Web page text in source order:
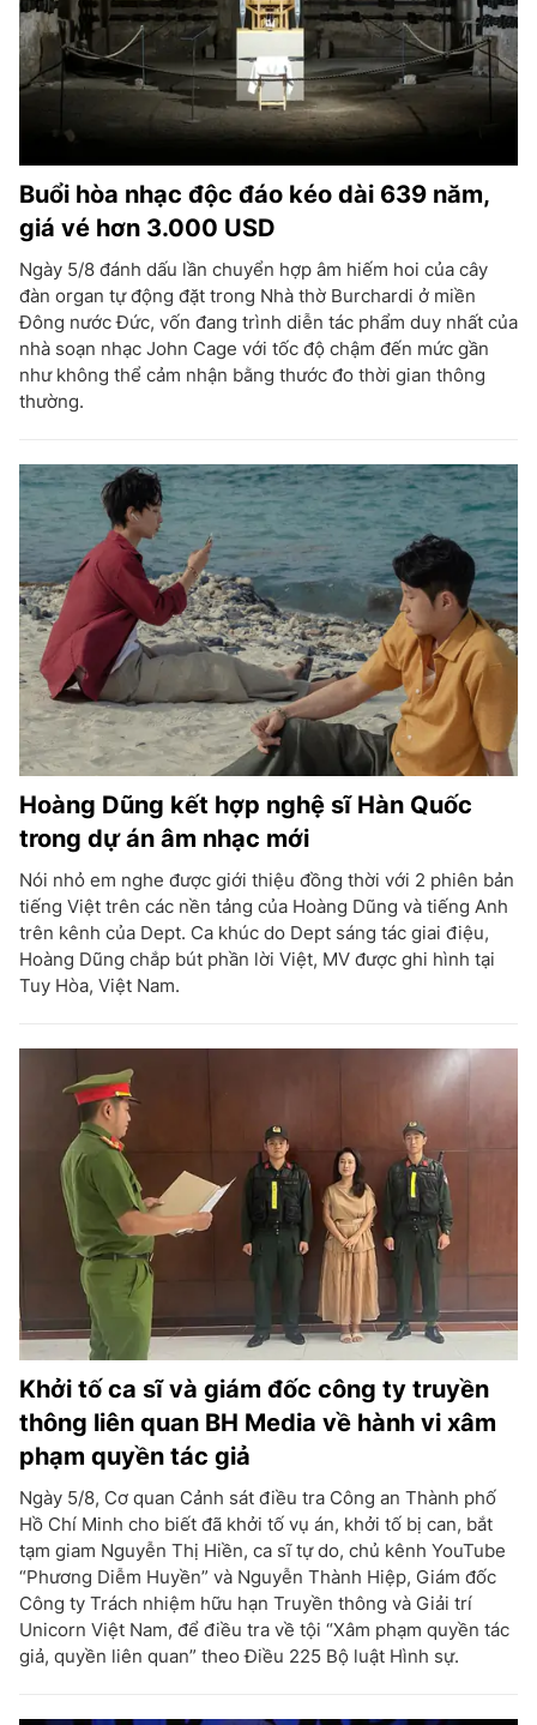
Buổi hòa nhạc độc đáo kéo dài 639 năm,
giá vé hơn 3.000 USD
Ngày 5/8 đánh dấu lần chuyển hợp âm hiếm hoi của cây
đàn organ tự động đặt trong Nhà thờ Burchardi ở miền
Đông nước Đức, vốn đang trình diễn tác phẩm duy nhất của
nhà soạn nhạc John Cage với tốc độ chậm đến mức gần
như không thể cảm nhận bằng thước đo thời gian thông
thường.
Hoàng Dũng kết hợp nghệ sĩ Hàn Quốc
trong dự án âm nhạc mới
Nói nhỏ em nghe được giới thiệu đồng thời với 2 phiên bản
tiếng Việt trên các nền tảng của Hoàng Dũng và tiếng Anh
trên kênh của Dept. Ca khúc do Dept sáng tác giai điệu,
Hoàng Dũng chắp bút phần lời Việt, MV được ghi hình tại
Tuy Hòa, Việt Nam.
Khởi tố ca sĩ và giám đốc công ty truyền
thông liên quan BH Media về hành vi xâm
phạm quyền tác giả
Ngày 5/8, Cơ quan Cảnh sát điều tra Công an Thành phố
Hồ Chí Minh cho biết đã khởi tố vụ án, khởi tố bị can, bắt
tạm giam Nguyễn Thị Hiền, ca sĩ tự do, chủ kênh YouTube
“Phương Diễm Huyền” và Nguyễn Thành Hiệp, Giám đốc
Công ty Trách nhiệm hữu hạn Truyền thông và Giải trí
Unicorn Việt Nam, để điều tra về tội “Xâm phạm quyền tác
giả, quyền liên quan” theo Điều 225 Bộ luật Hình sự.